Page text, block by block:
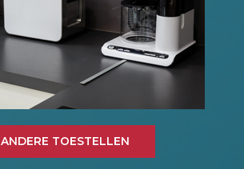
ANDERE TOESTELLEN